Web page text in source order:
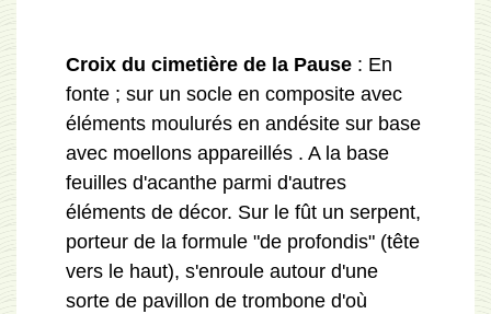
Croix du cimetière de la Pause : En
fonte ; sur un socle en composite avec
éléments moulurés en andésite sur base
avec moellons appareillés . A la base
feuilles d'acanthe parmi d'autres
éléments de décor. Sur le fût un serpent,
porteur de la formule "de profondis" (tête
vers le haut), s'enroule autour d'une
sorte de pavillon de trombone d'où